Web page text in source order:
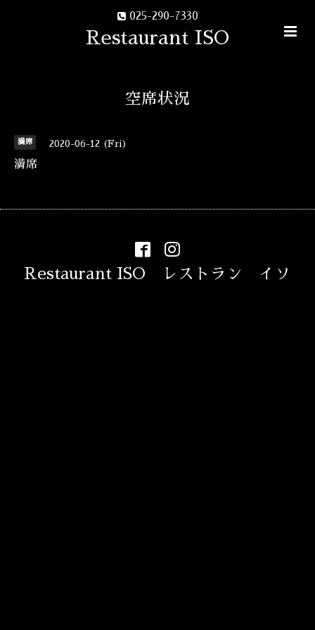
025-290-7330
Restaurant ISO
空席状況
満席 2020-06-12 (Fri)
満席
Restaurant ISO レストラン イソ